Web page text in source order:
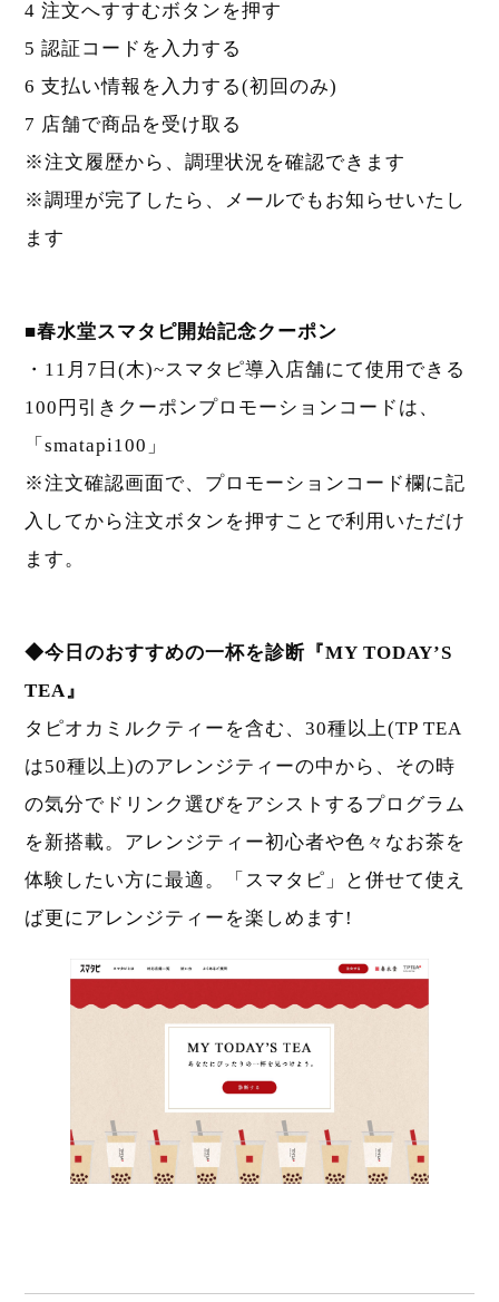
4 注文へすすむボタンを押す
5 認証コードを入力する
6 支払い情報を入力する(初回のみ)
7 店舗で商品を受け取る
※注文履歴から、調理状況を確認できます
※調理が完了したら、メールでもお知らせいたし
ます
■春水堂スマタピ開始記念クーポン
・11月7日(木)~スマタピ導入店舗にて使用できる
100円引きクーポンプロモーションコードは、
「smatapi100」
※注文確認画面で、プロモーションコード欄に記
入してから注文ボタンを押すことで利用いただけ
ます。
◆今日のおすすめの一杯を診断『MY TODAY’S
TEA』
タピオカミルクティーを含む、30種以上(TP TEA
は50種以上)のアレンジティーの中から、その時
の気分でドリンク選びをアシストするプログラム
を新搭載。アレンジティー初心者や色々なお茶を
体験したい方に最適。「スマタピ」と併せて使え
ば更にアレンジティーを楽しめます!